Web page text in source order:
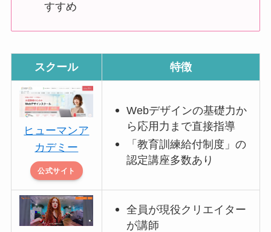
すすめ
スクール 特徴
ヒューマンア
カデミー
公式サイト
Webデザインの基礎力か
ら応用力まで直接指導
「教育訓練給付制度」の
認定講座多数あり
全員が現役クリエイター
が講師